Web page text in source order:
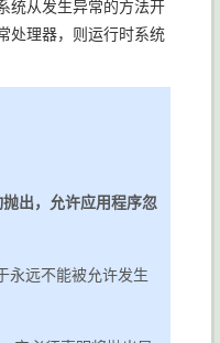
统从发生异常的方法开
处理器，则运行时系统
出，允许应用程序忽
永远不能被允许发生